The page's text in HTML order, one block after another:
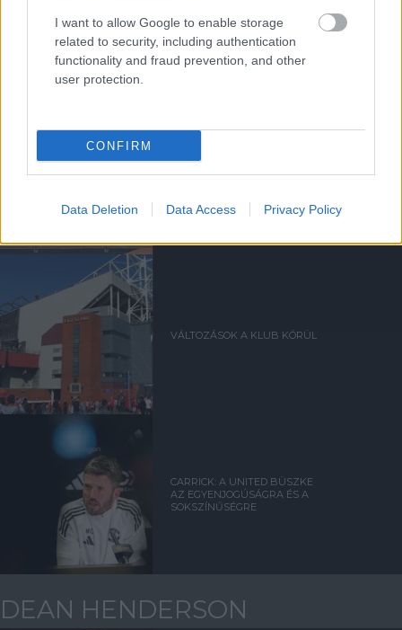
I want to allow Google to enable storage
related to security, including authentication
functionality and fraud prevention, and other
user protection.
CONFIRM
Data Deletion Data Access Privacy Policy
NEK
SIR DAVE BRAILSFORD
TÁVOZOTT AZ
VÁLTOZÁSOK A KLUB KÖRÜL
CARRICK: A UNITED BÜSZKE
AZ EGYENJOGÚSÁGRA ÉS A
SOKSZÍNŰSÉGRE
DEAN HENDERSON